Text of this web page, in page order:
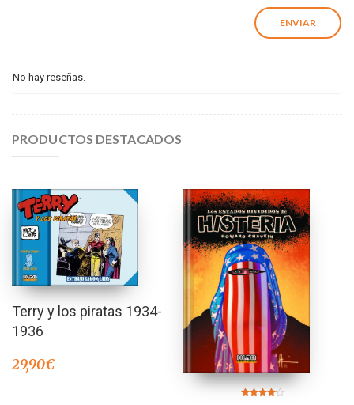
No hay reseñas.
PRODUCTOS DESTACADOS
Terry y los piratas 1934-
1936
29,90€